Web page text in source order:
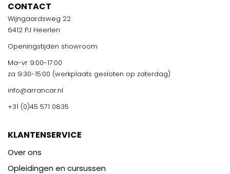
CONTACT
Wijngaardsweg 22
6412 PJ Heerlen
Openingstijden showroom
Ma-vr 9:00-17:00
za 9:30-15:00 (werkplaats gesloten op zaterdag)
info@arrancar.nl
+31 (0)45 571 0835
KLANTENSERVICE
Over ons
Opleidingen en cursussen